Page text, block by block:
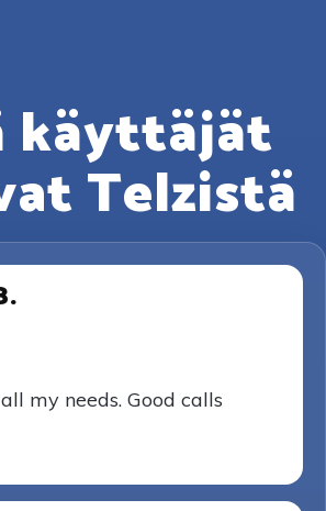
käyttäjät
Telzistä
my needs. Good calls